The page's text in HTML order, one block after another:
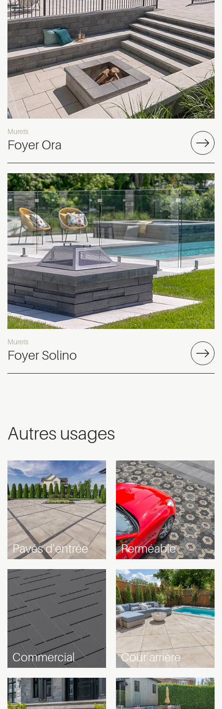
Murets
Foyer Ora
Murets
Foyer Solino
Autres usages
Pavés d’entrée Perméable
Commercial Cour arrière